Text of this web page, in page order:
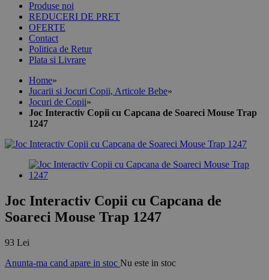
Produse noi
REDUCERI DE PRET
OFERTE
Contact
Politica de Retur
Plata si Livrare
Home»
Jucarii si Jocuri Copii, Articole Bebe»
Jocuri de Copii»
Joc Interactiv Copii cu Capcana de Soareci Mouse Trap
1247
Joc Interactiv Copii cu Capcana de
Soareci Mouse Trap 1247
93 Lei
Anunta-ma cand apare in stoc Nu este in stoc